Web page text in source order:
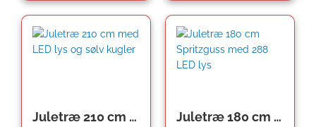
Juletræ 210 cm med LED lys og sølv kugler Juletræ 180 cm Spritzguss med 288 LED lys